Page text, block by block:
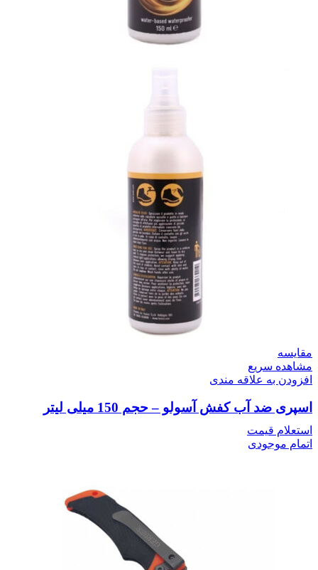
مقایسه
مشاهده سریع
افزودن به علاقه مندی
اسپری ضد آب کفش آسولو – حجم 150 میلی لیتر
استعلام قیمت
اتمام موجودی